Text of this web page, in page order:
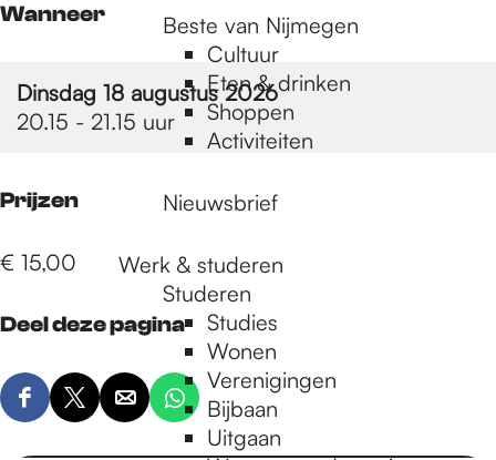
Beste van Nijmegen
Cultuur
Eten & drinken
Shoppen
Activiteiten
Nieuwsbrief
Werk & studeren
Studeren
Studies
Wonen
Verenigingen
Bijbaan
Uitgaan
Wanneer
Dinsdag 18 augustus 2026
20.15 - 21.15 uur
Prijzen
€ 15,00
Deel deze pagina
D
D
D
D